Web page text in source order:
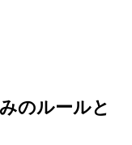
のルールと